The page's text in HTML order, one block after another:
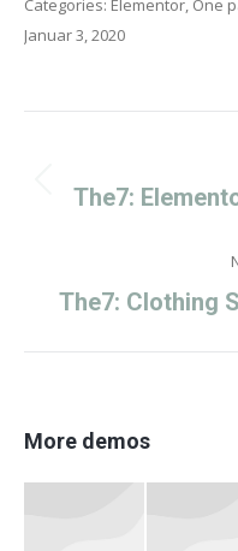
Categories: Elementor, One
Januar 3, 2020
navigation
The7:
The7: Clothing
More demos